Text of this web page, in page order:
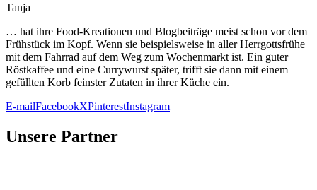
Tanja
… hat ihre Food-Kre­a­­tio­­nen und Blog­bei­trä­ge meist schon vor dem
Früh­stück im Kopf. Wenn sie bei­spiels­wei­se in aller Herr­gotts­frü­he
mit dem Fahr­rad auf dem Weg zum Wochen­markt ist. Ein guter
Röst­kaf­fee und eine Cur­ry­wurst spä­ter, trifft sie dann mit einem
gefüll­ten Korb feins­ter Zuta­ten in ihrer Küche ein.
E-mailFacebookXPinterestInstagram
Unsere Partner